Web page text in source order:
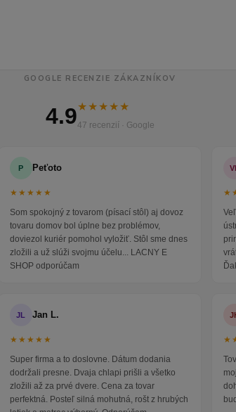
GOOGLE RECENZIE ZÁKAZNÍKOV
4.9★★★★★
47 recenzií · Google
P Peťoto
★★★★★
Som spokojný z tovarom (písací stôl) aj dovoz
tovaru domov bol úplne bez problémov,
doviezol kuriér pomohol vyložiť. Stôl sme dnes
zložili a už slúži svojmu účelu... LACNY E
SHOP odporúčam
JL Jan L.
★★★★★
Super firma a to doslovne. Dátum dodania
dodržali presne. Dvaja chlapi prišli a všetko
zložili až za prvé dvere. Cena za tovar
perfektná. Posteľ silná mohutná, rošt z hrubých